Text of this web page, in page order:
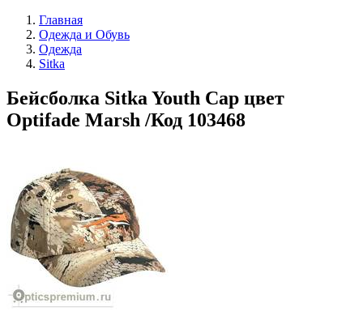
Главная
Одежда и Обувь
Одежда
Sitka
Бейсболка Sitka Youth Cap цвет
Optifade Marsh /Код 103468